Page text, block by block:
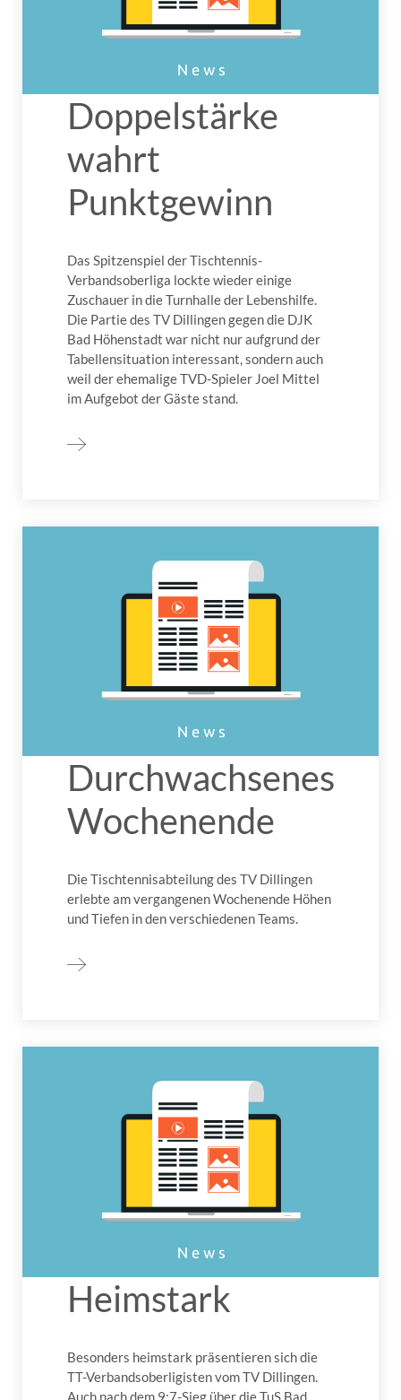
Doppelstärke
wahrt
Punktgewinn
Das Spitzenspiel der Tischtennis-
Verbandsoberliga lockte wieder einige
Zuschauer in die Turnhalle der Lebenshilfe.
Die Partie des TV Dillingen gegen die DJK
Bad Höhenstadt war nicht nur aufgrund der
Tabellensituation interessant, sondern auch
weil der ehemalige TVD-Spieler Joel Mittel
im Aufgebot der Gäste stand.
Durchwachsenes
Wochenende
Die Tischtennisabteilung des TV Dillingen
erlebte am vergangenen Wochenende Höhen
und Tiefen in den verschiedenen Teams.
Heimstark
Besonders heimstark präsentieren sich die
TT-Verbandsoberligisten vom TV Dillingen.
Auch nach dem 9:7-Sieg über die TuS Bad